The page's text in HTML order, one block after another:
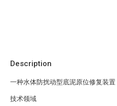
Description
一种水体防扰动型底泥原位修复装置
技术领域